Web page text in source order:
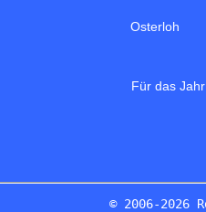
Osterloh
Für das
© 2006-2026